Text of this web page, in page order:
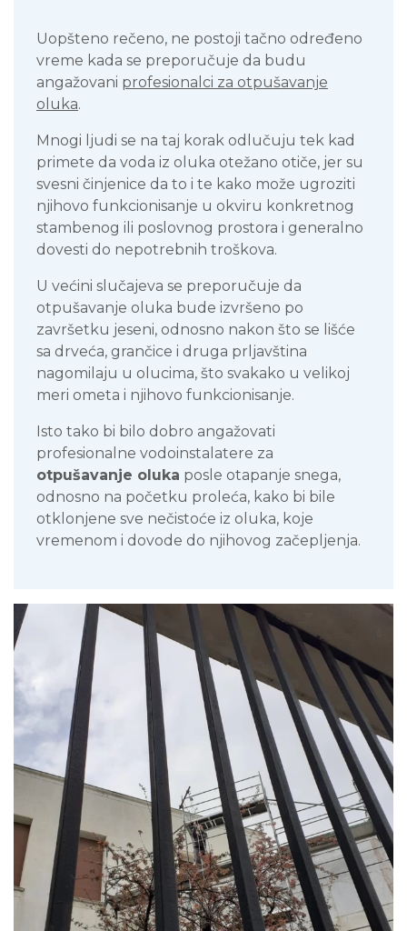
Uopšteno rečeno, ne postoji tačno određeno
vreme kada se preporučuje da budu
angažovani profesionalci za otpušavanje
oluka.
Mnogi ljudi se na taj korak odlučuju tek kad
primete da voda iz oluka otežano otiče, jer su
svesni činjenice da to i te kako može ugroziti
njihovo funkcionisanje u okviru konkretnog
stambenog ili poslovnog prostora i generalno
dovesti do nepotrebnih troškova.
U većini slučajeva se preporučuje da
otpušavanje oluka bude izvršeno po
završetku jeseni, odnosno nakon što se lišće
sa drveća, grančice i druga prljavština
nagomilaju u olucima, što svakako u velikoj
meri ometa i njihovo funkcionisanje.
Isto tako bi bilo dobro angažovati
profesionalne vodoinstalatere za
otpušavanje oluka posle otapanje snega,
odnosno na početku proleća, kako bi bile
otklonjene sve nečistoće iz oluka, koje
vremenom i dovode do njihovog začepljenja.